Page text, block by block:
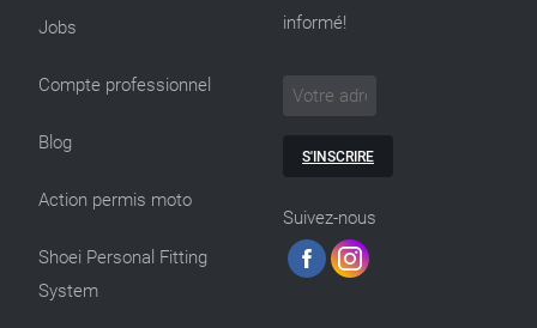
Jobs
Compte professionnel
Blog
Action permis moto
Shoei Personal Fitting
System
informé!
S'INSCRIRE
Suivez-nous